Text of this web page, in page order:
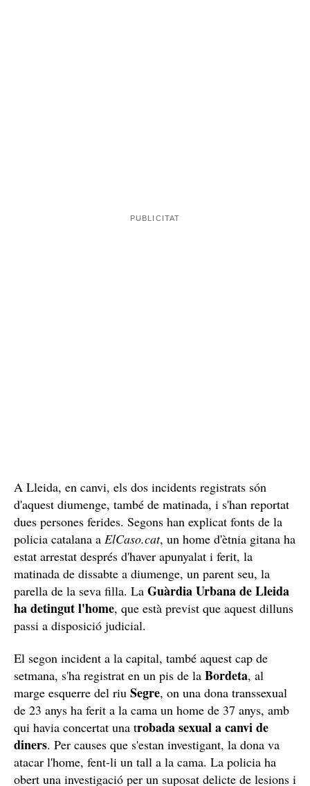
A Lleida, en canvi, els dos incidents registrats són
d'aquest diumenge, també de matinada, i s'han reportat
dues persones ferides. Segons han explicat fonts de la
policia catalana a ElCaso.cat, un home d'ètnia gitana ha
estat arrestat després d'haver apunyalat i ferit, la
matinada de dissabte a diumenge, un parent seu, la
parella de la seva filla. La Guàrdia Urbana de Lleida
ha detingut l'home, que està previst que aquest dilluns
passi a disposició judicial.
El segon incident a la capital, també aquest cap de
setmana, s'ha registrat en un pis de la Bordeta, al
marge esquerre del riu Segre, on una dona transsexual
de 23 anys ha ferit a la cama un home de 37 anys, amb
qui havia concertat una trobada sexual a canvi de
diners. Per causes que s'estan investigant, la dona va
atacar l'home, fent-li un tall a la cama. La policia ha
obert una investigació per un suposat delicte de lesions i